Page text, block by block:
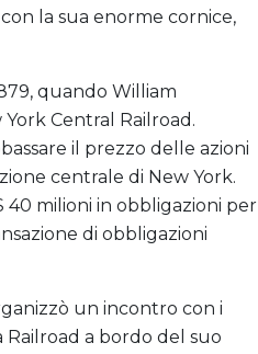
la sua enorme cornice,
quando William
Central Railroad.
il prezzo delle azioni
centrale di New York.
milioni in obbligazioni per
di obbligazioni
un incontro con i
a bordo del suo